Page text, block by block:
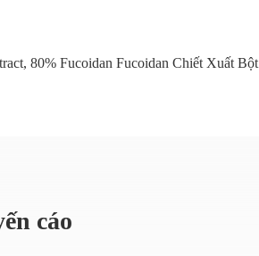
, 80% Fucoidan Fucoidan Chiết Xuất Bột
cáo